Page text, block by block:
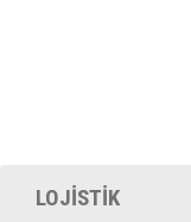
LOJİSTİK